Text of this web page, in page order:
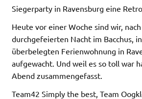
Siegerparty in Ravensburg eine
Heute vor einer Woche sind wir,
durchgefeierten Nacht im Bacchus,
überbelegten Ferienwohnung in
aufgewacht. Und weil es so toll war
Abend zusammengefasst.
Team42 Simply the best, Team